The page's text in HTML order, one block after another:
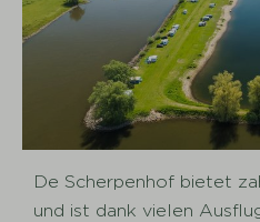
De Scherpenhof bietet
und ist dank vielen